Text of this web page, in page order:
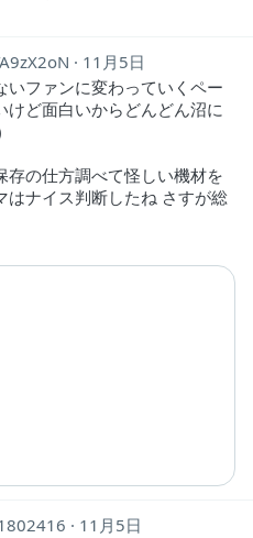
11月5日
いファンに変わっていくペー
けど面白いからどんどん沼に
存の仕方調べて怪しい機材を
はナイス判断したね さすが総
11月5日